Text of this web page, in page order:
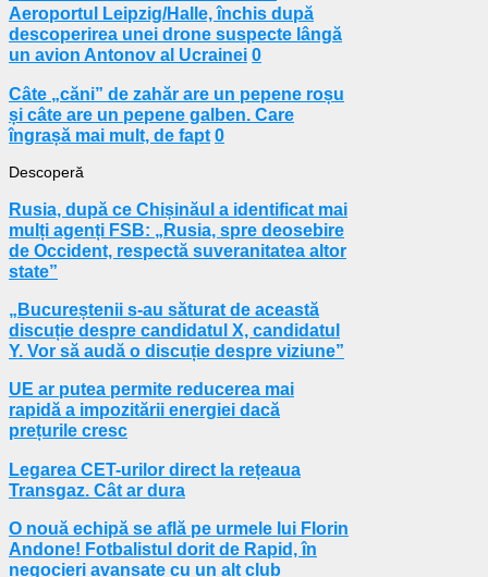
Aeroportul Leipzig/Halle, închis după
descoperirea unei drone suspecte lângă
un avion Antonov al Ucrainei 0
Câte „căni” de zahăr are un pepene roșu
și câte are un pepene galben. Care
îngrașă mai mult, de fapt 0
Descoperă
Rusia, după ce Chișinăul a identificat mai
mulți agenți FSB: „Rusia, spre deosebire
de Occident, respectă suveranitatea altor
state”
„Bucureștenii s-au săturat de această
discuție despre candidatul X, candidatul
Y. Vor să audă o discuție despre viziune”
UE ar putea permite reducerea mai
rapidă a impozitării energiei dacă
prețurile cresc
Legarea CET-urilor direct la rețeaua
Transgaz. Cât ar dura
O nouă echipă se află pe urmele lui Florin
Andone! Fotbalistul dorit de Rapid, în
negocieri avansate cu un alt club